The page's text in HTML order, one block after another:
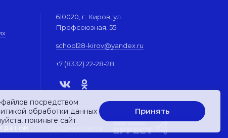
610020, г. Киров, ул.
Профсоюзная, 55
school28-kirov@yandex.ru
+7 (8332) 22-28-28
данных
посредством
обработки данных
покиньте сайт
Принять